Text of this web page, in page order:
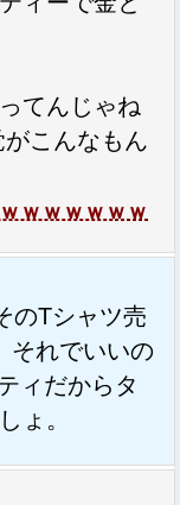
てんじゃね
こんなもん
ｗｗｗｗｗｗ
のTシャツ売
それでいいの
ィだからタ
ょ。